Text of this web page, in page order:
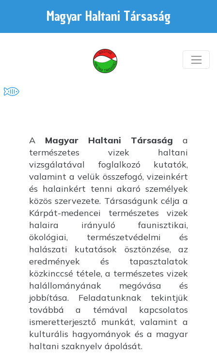
Magyar Haltani Társaság
A Magyar Haltani Társaság a
természetes vizek haltani
vizsgálatával foglalkozó kutatók,
valamint a velük összefogó, vizeinkért
és halainkért tenni akaró személyek
közös szervezete. Társaságunk célja a
Kárpát-medencei természetes vizek
halaira irányuló faunisztikai,
ökológiai, természetvédelmi és
halászati kutatások ösztönzése, az
eredmények és tapasztalatok
közkinccsé tétele, a természetes vizek
halállományának megóvása és
jobbítása. Feladatunknak tekintjük
továbbá a témával kapcsolatos
ismeretterjesztő munkát, valamint a
kulturális hagyományok és a magyar
haltani szaknyelv ápolását.